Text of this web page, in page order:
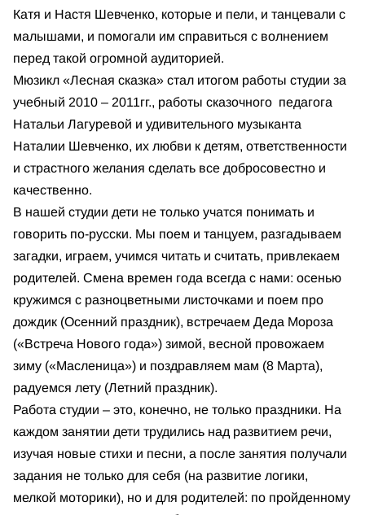
Катя и Настя Шевченко, которые и пели, и танцевали с
малышами, и помогали им справиться с волнением
перед такой огромной аудиторией.
Мюзикл «Лесная сказка» стал итогом работы студии за
учебный 2010 – 2011гг., работы сказочного педагога
Натальи Лагуревой и удивительного музыканта
Наталии Шевченко, их любви к детям, ответственности
и страстного желания сделать все добросовестно и
качественно.
В нашей студии дети не только учатся понимать и
говорить по-русски. Мы поем и танцуем, разгадываем
загадки, играем, учимся читать и считать, привлекаем
родителей. Смена времен года всегда с нами: осенью
кружимся с разноцветными листочками и поем про
дождик (Осенний праздник), встречаем Деда Мороза
(«Встреча Нового года») зимой, весной провожаем
зиму («Масленица») и поздравляем мам (8 Марта),
радуемся лету (Летний праздник).
Работа студии – это, конечно, не только праздники. На
каждом занятии дети трудились над развитием речи,
изучая новые стихи и песни, а после занятия получали
задания не только для себя (на развитие логики,
мелкой моторики), но и для родителей: по пройденному